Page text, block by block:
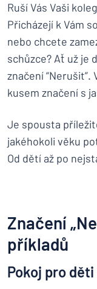
Ruší Vás Vaši
Přicházejí k Vám
nebo chcete
schůzce? Ať už je
značení
kusem značení s
Je spousta
jakéhokoli věku
Od dětí až po
Značení
příkladů
Pokoj pro